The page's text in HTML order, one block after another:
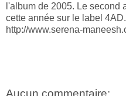
l'album de 2005. Le second
cette année sur le label 4AD.
http://www.serena-
Aucun commentaire: